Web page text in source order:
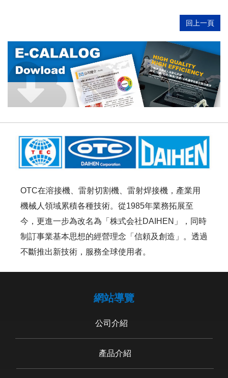
回上一頁
OTC在溶接機、雷射切割機、雷射焊接機，產業用
機械人領域累積各種技術。從1985年業務拓展至
今，更進一步為改名為「株式会社DAIHEN」，同時
制訂事業基本思想的經營理念「信頼及創造」。透過
不斷推出新技術，服務全球使用者。
網站導覽
公司介紹
產品介紹